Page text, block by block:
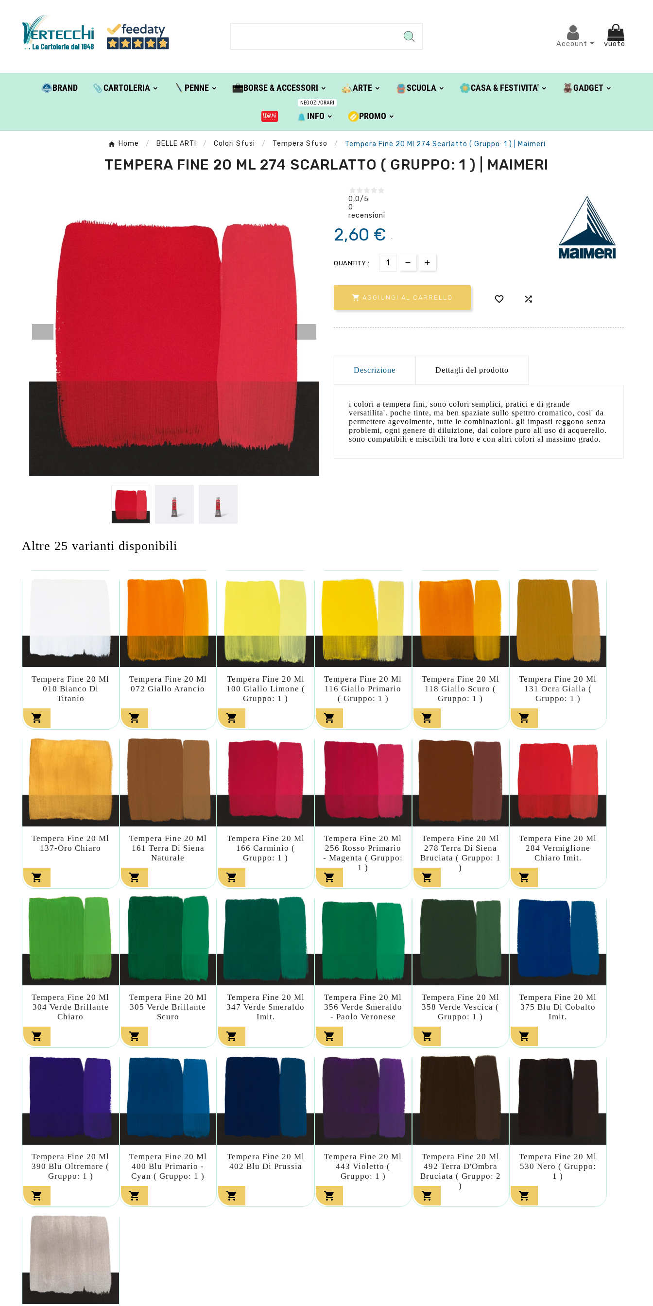
Account vuoto
BRAND CARTOLERIA PENNE BORSE & ACCESSORI ARTE SCUOLA CASA & FESTIVITA' GADGET
INFO
NEGOZI/ORARI
PROMO
Home BELLE ARTI Colori Sfusi Tempera Sfuso Tempera Fine 20 Ml 274 Scarlatto ( Gruppo: 1 ) | Maimeri
TEMPERA FINE 20 ML 274 SCARLATTO ( GRUPPO: 1 ) | MAIMERI
0,0/5
0
recensioni
2,60 €
QUANTITY :
 AGGIUNGI AL CARRELLO  
Descrizione Dettagli del prodotto
i colori a tempera fini, sono colori semplici, pratici e di grande
versatilita'. poche tinte, ma ben spaziate sullo spettro cromatico, cosi' da
permettere agevolmente, tutte le combinazioni. gli impasti reggono senza
problemi, ogni genere di diluizione, dal colore puro all'uso di acquerello.
sono compatibili e miscibili tra loro e con altri colori al massimo grado.
Altre 25 varianti disponibili
Tempera Fine 20 Ml
010 Bianco Di
Titanio

Tempera Fine 20 Ml
072 Giallo Arancio

Tempera Fine 20 Ml
100 Giallo Limone (
Gruppo: 1 )

Tempera Fine 20 Ml
116 Giallo Primario
( Gruppo: 1 )

Tempera Fine 20 Ml
118 Giallo Scuro (
Gruppo: 1 )

Tempera Fine 20 Ml
131 Ocra Gialla (
Gruppo: 1 )

Tempera Fine 20 Ml
137-Oro Chiaro

Tempera Fine 20 Ml
161 Terra Di Siena
Naturale

Tempera Fine 20 Ml
166 Carminio (
Gruppo: 1 )

Tempera Fine 20 Ml
256 Rosso Primario
- Magenta ( Gruppo:
1 )

Tempera Fine 20 Ml
278 Terra Di Siena
Bruciata ( Gruppo: 1
)

Tempera Fine 20 Ml
284 Vermiglione
Chiaro Imit.

Tempera Fine 20 Ml
304 Verde Brillante
Chiaro

Tempera Fine 20 Ml
305 Verde Brillante
Scuro

Tempera Fine 20 Ml
347 Verde Smeraldo
Imit.

Tempera Fine 20 Ml
356 Verde Smeraldo
- Paolo Veronese

Tempera Fine 20 Ml
358 Verde Vescica (
Gruppo: 1 )

Tempera Fine 20 Ml
375 Blu Di Cobalto
Imit.

Tempera Fine 20 Ml
390 Blu Oltremare (
Gruppo: 1 )

Tempera Fine 20 Ml
400 Blu Primario -
Cyan ( Gruppo: 1 )

Tempera Fine 20 Ml
402 Blu Di Prussia

Tempera Fine 20 Ml
443 Violetto (
Gruppo: 1 )

Tempera Fine 20 Ml
492 Terra D'Ombra
Bruciata ( Gruppo: 2
)

Tempera Fine 20 Ml
530 Nero ( Gruppo:
1 )
